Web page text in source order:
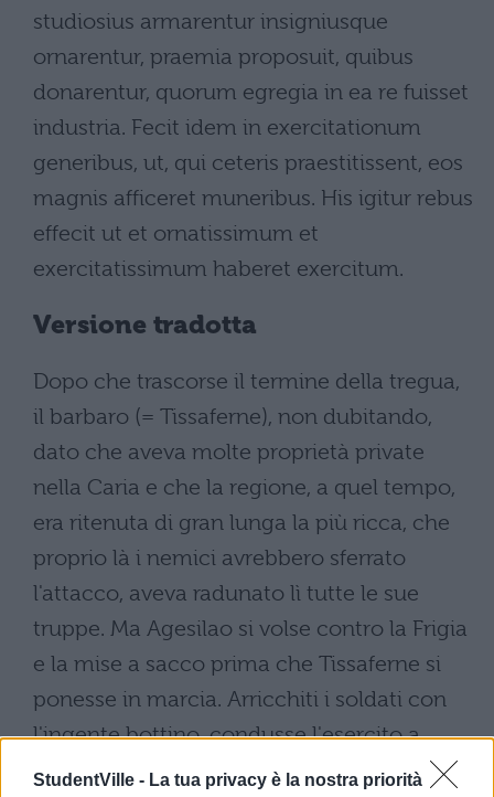
StudentVille - La tua privacy è la nostra priorità
studiosius armarentur insigniusque
ornarentur, praemia proposuit, quibus
donarentur, quorum egregia in ea re fuisset
industria. Fecit idem in exercitationum
generibus, ut, qui ceteris praestitissent, eos
magnis afficeret muneribus. His igitur rebus
effecit ut et ornatissimum et
exercitatissimum haberet exercitum.
Versione tradotta
Dopo che trascorse il termine della tregua,
il barbaro (= Tissaferne), non dubitando,
dato che aveva molte proprietà private
nella Caria e che la regione, a quel tempo,
era ritenuta di gran lunga la più ricca, che
proprio là i nemici avrebbero sferrato
l'attacco, aveva radunato lì tutte le sue
truppe. Ma Agesilao si volse contro la Frigia
e la mise a sacco prima che Tissaferne si
ponesse in marcia. Arricchiti i soldati con
l'ingente bottino, condusse l'esercito a
svernare in Efeso. E organizzate lì fabbriche